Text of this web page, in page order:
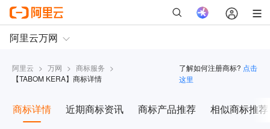
阿里云 > 万网 > 商标服务 >
【TABOM KERA】商标详情
了解如何注册商标? 点击
这里
商标详情 近期商标资讯 商标产品推荐 相似商标推荐